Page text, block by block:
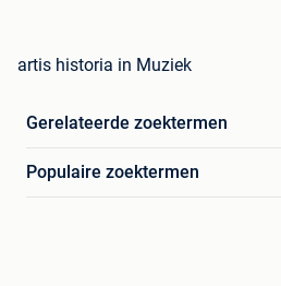
artis historia in Muziek
Gerelateerde zoektermen
Populaire zoektermen